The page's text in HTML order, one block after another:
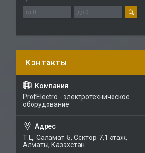
ProfElectro - электротехническое
оборудование
Т.Ц. Саламат-5, Cектор-7,1 этаж,
Алматы, Казахстан